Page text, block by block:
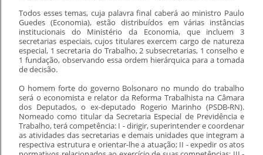
Todos esses temas, cuja palavra final caberá ao ministro Paulo
Guedes (Economia), estão distribuídos em várias instâncias
institucionais do Ministério da Economia, que incluem 3
secretarias especiais, cujos titulares exercem cargo de natureza
especial, 1 secretaria do Trabalho, 2 subsecretarias, 1 conselho e
1 fundação, observando essa ordem hierárquica para a tomada
de decisão.
O homem forte do governo Bolsonaro no mundo do trabalho
será o economista e relator da Reforma Trabalhista na Câmara
dos Deputados, o ex-deputado Rogerio Marinho (PSDB-RN).
Nomeado como titular da Secretaria Especial de Previdência e
Trabalho, terá competência: I - dirigir, superintender e coordenar
as atividades das secretarias e demais unidades que integram a
respectiva estrutura e orientar-lhe a atuação; II - expedir os atos